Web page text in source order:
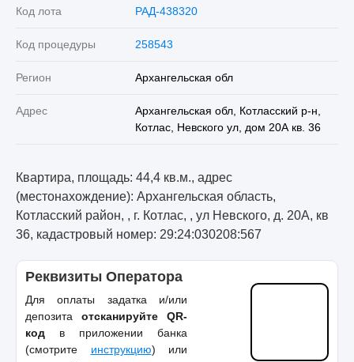
Код лота РАД-438320
Код процедуры 258543
Регион Архангельская обл
Адрес
Архангельская обл, Котласский р-н,
Котлас, Невского ул, дом 20А кв. 36
Квартира, площадь: 44,4 кв.м., адрес
(местонахождение): Архангельская область,
Котласский район, , г. Котлас, , ул Невского, д. 20А, кв
36, кадастровый номер: 29:24:030208:567
Реквизиты Оператора
Для оплаты задатка и/или
депозита отсканируйте QR-
код в приложении банка
(смотрите инструкцию) или